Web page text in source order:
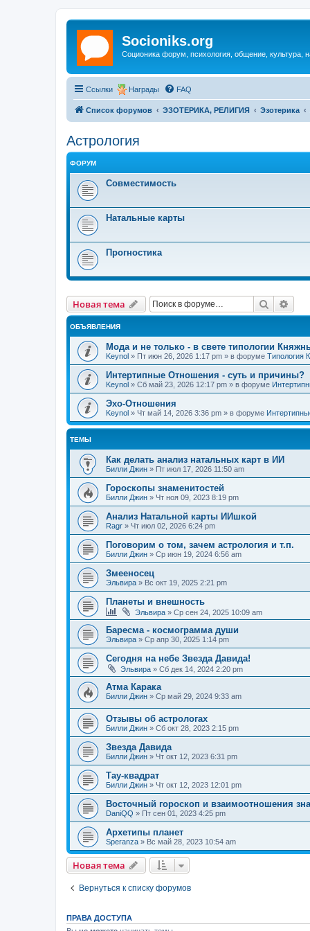
Socioniks.org
Соционика форум, психология, общение, культура,
Ссылки Награды FAQ
Список форумов ЭЗОТЕРИКА, РЕЛИГИЯ Эзотерика
Астрология
ФОРУМ
Совместимость
Натальные карты
Прогностика
Новая тема Поиск
ОБЪЯВЛЕНИЯ
Мода и не только - в свете типологии
Keynol » Пт июн 26, 2026 1:17 pm » в форуме Типология
Интертипные Отношения - суть и причины?
Keynol » Сб май 23, 2026 12:17 pm » в форуме
Эхо-Отношения
Keynol » Чт май 14, 2026 3:36 pm » в форуме
ТЕМЫ
Как делать анализ натальных карт в ИИ
Билли Джин » Пт июл 17, 2026 11:50 am
Гороскопы знаменитостей
Билли Джин » Чт ноя 09, 2023 8:19 pm
Анализ Натальной карты ИИшкой
Ragr » Чт июл 02, 2026 6:24 pm
Поговорим о том, зачем астрология и т.п.
Билли Джин » Ср июн 19, 2024 6:56 am
Змееносец
Эльвира » Вс окт 19, 2025 2:21 pm
Планеты и внешность
Эльвира » Ср сен 24, 2025 10:09 am
Баресма - космограмма души
Эльвира » Ср апр 30, 2025 1:14 pm
Сегодня на небе Звезда Давида!
Эльвира » Сб дек 14, 2024 2:20 pm
Атма Карака
Билли Джин » Ср май 29, 2024 9:33 am
Отзывы об астрологах
Билли Джин » Сб окт 28, 2023 2:15 pm
Звезда Давида
Билли Джин » Чт окт 12, 2023 6:31 pm
Тау-квадрат
Билли Джин » Чт окт 12, 2023 12:01 pm
Восточный гороскоп и взаимоотношения
DaniQQ » Пт сен 01, 2023 4:25 pm
Архетипы планет
Speranza » Вс май 28, 2023 10:54 am
Новая тема
Вернуться к списку форумов
ПРАВА ДОСТУПА